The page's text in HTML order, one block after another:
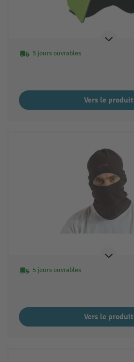
5 jours ouvrables
Vers le produit
5 jours ouvrables
Vers le produit